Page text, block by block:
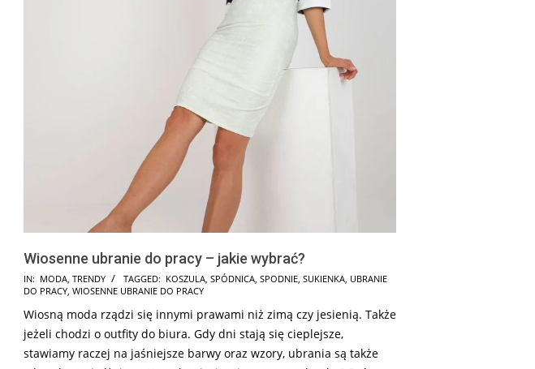
Wiosenne ubranie do pracy – jakie wybrać?
2018-
04-
04
IN: MODA TRENDY TAGGED: KOSZULA SPÓDNICA SPODNIE SUKIENKA UBRANIE
DO PRACY WIOSENNE UBRANIE DO PRACY
Wiosną moda rządzi się innymi prawami niż zimą czy jesienią. Także
jeżeli chodzi o outfity do biura. Gdy dni stają się cieplejsze,
stawiamy raczej na jaśniejsze barwy oraz wzory, ubrania są także